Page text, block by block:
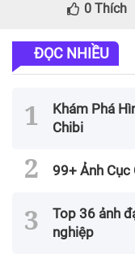
0 Thích
ĐỌC NHIỀU
Khám Phá
Chibi
99+ Ảnh
Top 36 ảnh
nghiệp